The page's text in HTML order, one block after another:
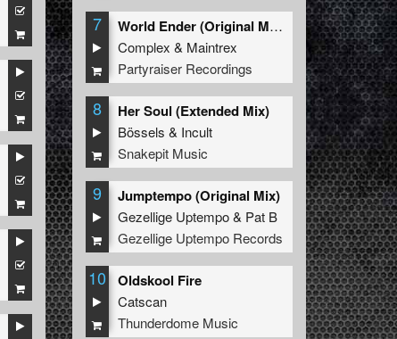
7
World Ender (Original Mix)
Complex & Maintrex
Partyraiser Recordings
8 Her Soul (Extended Mix)
Bössels & Incult
Snakepit Music
9 Jumptempo (Original Mix)
Gezellige Uptempo& Pat B
Gezellige Uptempo Records
10 Oldskool Fire
Catscan
Thunderdome Music